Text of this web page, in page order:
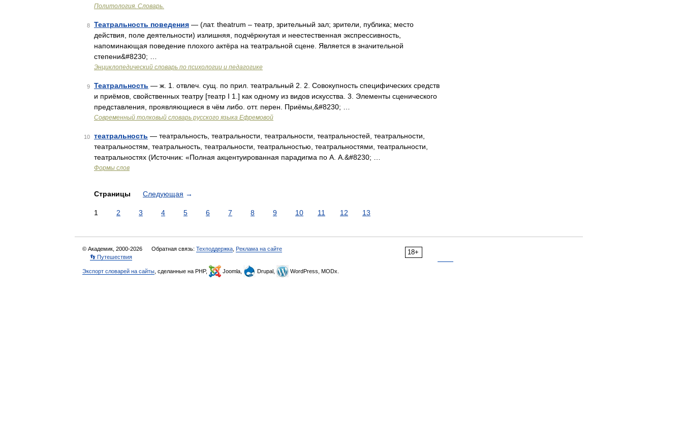
Политология. Словарь.
8 Театральность поведения — (лат. theatrum – театр, зрительный зал; зрители, публика; место
действия, поле деятельности) излишняя, подчёркнутая и неестественная экспрессивность,
напоминающая поведение плохого актёра на театральной сцене. Является в значительной
степени&#8230; …
Энциклопедический словарь по психологии и педагогике
9 Театральность — ж. 1. отвлеч. сущ. по прил. театральный 2. 2. Совокупность специфических средств
и приёмов, свойственных театру [театр I 1.] как одному из видов искусства. 3. Элементы сценического
представления, проявляющиеся в чём либо. отт. перен. Приёмы,&#8230; …
Современный толковый словарь русского языка Ефремовой
10 театральность — театральность, театральности, театральности, театральностей, театральности,
театральностям, театральность, театральности, театральностью, театральностями, театральности,
театральностях (Источник: «Полная акцентуированная парадигма по А. А.&#8230; …
Формы слов
Страницы Следующая →
1 2 3 4 5 6 7 8 9 10 11 12 13
18+
© Академик, 2000-2026 Обратная связь: Техподдержка Реклама на сайте
👣 Путешествия
Экспорт словарей на сайты , сделанные на PHP, Joomla, Drupal, WordPress, MODx.